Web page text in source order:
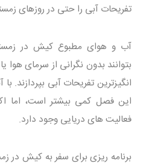
تفریحات آبی را حتی در روزهای
آب و هوای مطبوع کیش در
بتوانند بدون نگرانی از سرمای هوا
انگیزترین تفریحات آبی بپردازند.
این فصل کمی بیشتر است، اما
فعالیت های دریایی وجود دارد.
برنامه ریزی برای سفر به کیش در